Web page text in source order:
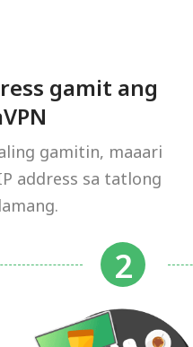
gamit ang
gamitin, maaari
address sa tatlong